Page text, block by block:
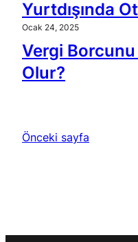
Yurtdışında
Ocak 24, 2025
Vergi
Olur?
Önceki sayfa